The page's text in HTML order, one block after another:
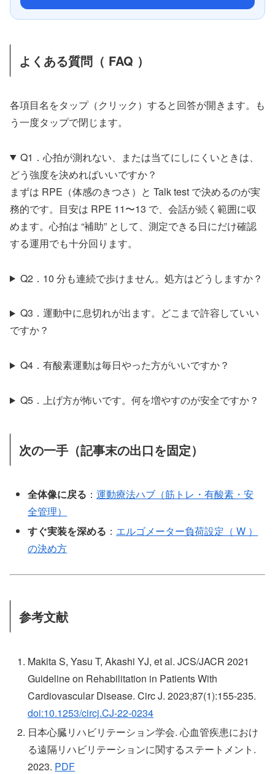
よくある質問（ FAQ ）
各項目名をタップ（クリック）すると回答が開きます。も
う一度タップで閉じます。
Q1．心拍が測れない、または当てにしにくいときは、
どう強度を決めればいいですか？
まずは RPE（体感のきつさ）と Talk test で決めるのが実
務的です。目安は RPE 11〜13 で、会話が続く範囲に収
めます。心拍は “補助” として、測定できる日にだけ確認
する運用でも十分回ります。
Q2．10 分も連続で歩けません。処方はどうしますか？
Q3．運動中に息切れが出ます。どこまで許容していい
ですか？
Q4．有酸素運動は毎日やった方がいいですか？
Q5．上げ方が怖いです。何を増やすのが安全ですか？
次の一手（記事末の出口を固定）
全体像に戻る ：運動療法ハブ（筋トレ・有酸素・安
全管理）
すぐ実装を深める ： エルゴメーター負荷設定（ W ）
の決め方
参考文献
Makita S, Yasu T, Akashi YJ, et al. JCS/JACR 2021
Guideline on Rehabilitation in Patients With
Cardiovascular Disease. Circ J. 2023;87(1):155-235.
doi:10.1253/circj.CJ-22-0234
日本心臓リハビリテーション学会. 心血管疾患におけ
る遠隔リハビリテーションに関するステートメント.
2023. PDF